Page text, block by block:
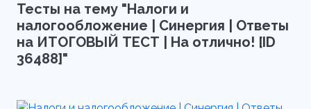
Тесты на тему "Налоги и
налогообложение | Синергия | Ответы
на ИТОГОВЫЙ ТЕСТ | На отлично! [ID
36488]"